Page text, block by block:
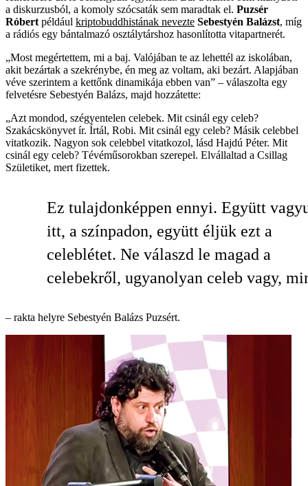
a diskurzusból, a komoly szócsaták sem maradtak el. Puzsér
Róbert például kriptobuddhistának nevezte Sebestyén Balázst, míg
a rádiós egy bántalmazó osztálytárshoz hasonlította vitapartnerét.
„Most megértettem, mi a baj. Valójában te az lehettél az iskolában,
akit bezártak a szekrénybe, én meg az voltam, aki bezárt. Alapjában
véve szerintem a kettőnk dinamikája ebben van” – válaszolta egy
felvetésre Sebestyén Balázs, majd hozzátette:
„Azt mondod, szégyentelen celebek. Mit csinál egy celeb?
Szakácskönyvet ír. Írtál, Robi. Mit csinál egy celeb? Másik celebbel
vitatkozik. Nagyon sok celebbel vitatkozol, lásd Hajdú Péter. Mit
csinál egy celeb? Tévéműsorokban szerepel. Elvállaltad a Csillag
Születiket, mert fizettek.
Ez tulajdonképpen ennyi. Együtt
itt, a színpadon, együtt éljük ezt a
celeblétet. Ne válaszd le magad a
celebekről, ugyanolyan celeb vagy,
– rakta helyre Sebestyén Balázs Puzsért.